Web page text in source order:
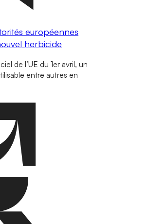
européennes
herbicide
de l’UE du 1er avril, un
entre autres en